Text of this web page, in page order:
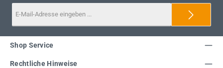
Shop Service
Rechtliche Hinweise